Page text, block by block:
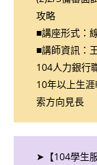
攻略
■講座形式：
■講師資訊：
104人力銀行
10年以上生
索方向見長
➤【104學生